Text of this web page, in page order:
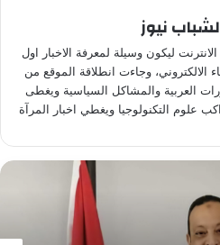
نيوز
ليكون وسيلة لمعرفة الاخبار اول
الالكتروني، وجاءت انطلاقة الموقع من
العربية والمشاكل السياسية ويغطى
علوم التكنولوجيا ويغطي اخبار المرآة